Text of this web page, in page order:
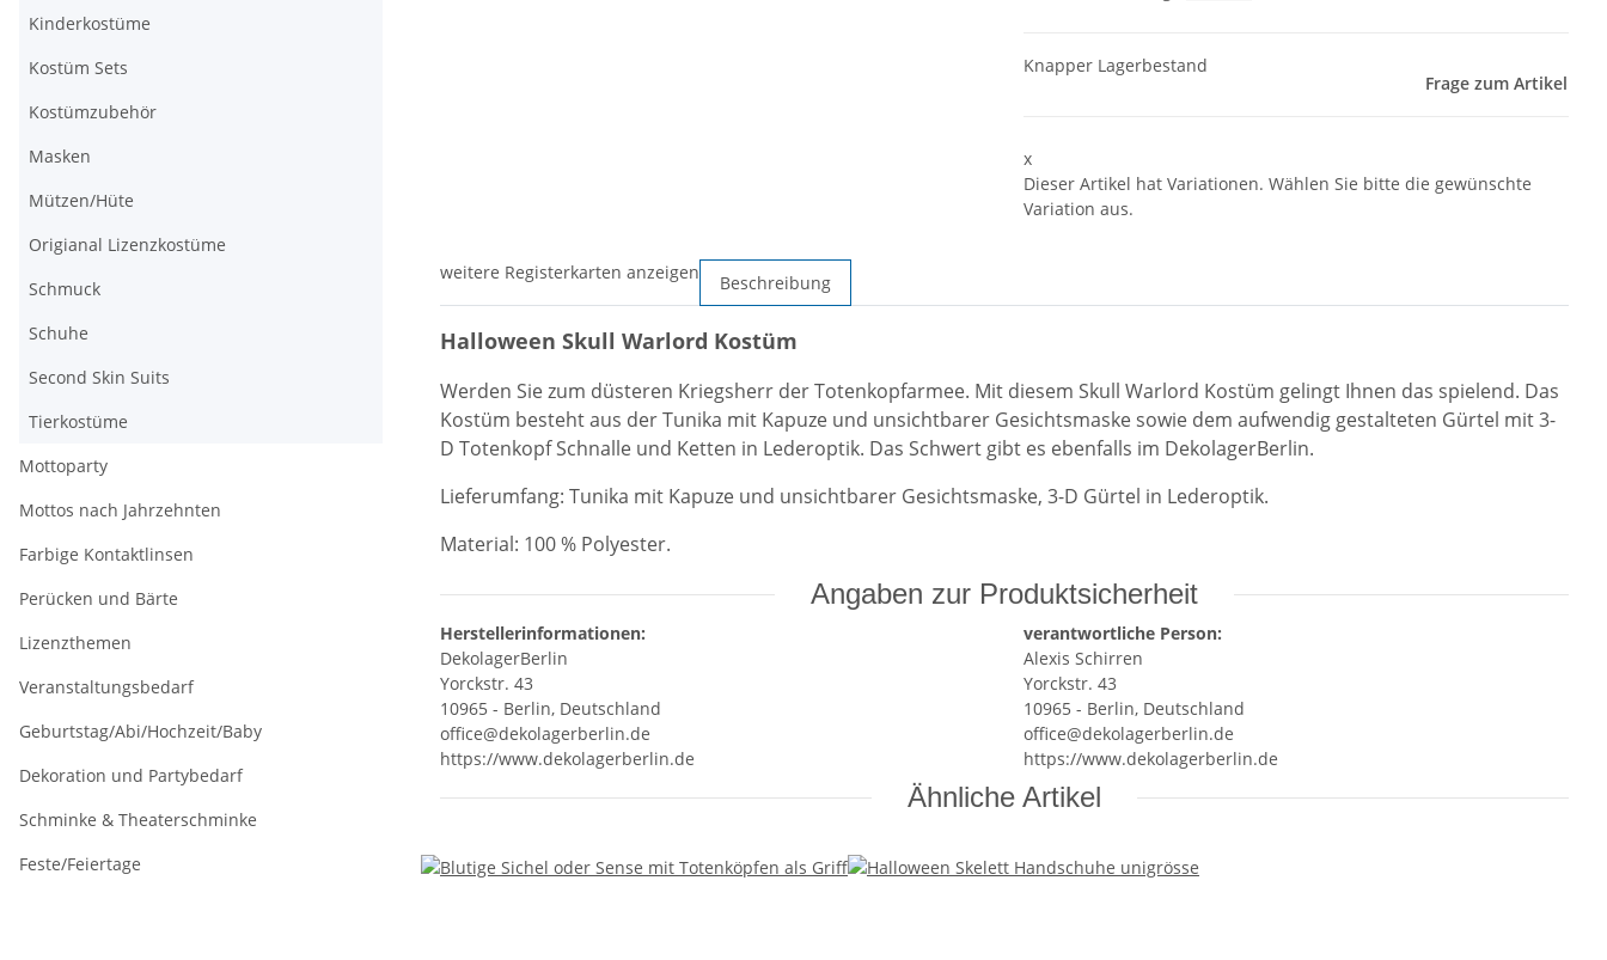
Knapper Lagerbestand
Frage zum Artikel
x
Dieser Artikel hat Variationen. Wählen Sie bitte die gewünschte
Variation aus.
weitere Registerkarten anzeigen Beschreibung
Halloween Skull Warlord Kostüm
Werden Sie zum düsteren Kriegsherr der Totenkopfarmee. Mit diesem Skull Warlord Kostüm gelingt Ihnen das spielend. Das
Kostüm besteht aus der Tunika mit Kapuze und unsichtbarer Gesichtsmaske sowie dem aufwendig gestalteten Gürtel mit 3-
D Totenkopf Schnalle und Ketten in Lederoptik. Das Schwert gibt es ebenfalls im DekolagerBerlin.
Lieferumfang: Tunika mit Kapuze und unsichtbarer Gesichtsmaske, 3-D Gürtel in Lederoptik.
Material: 100 % Polyester.
Angaben zur Produktsicherheit
Herstellerinformationen:
DekolagerBerlin
Yorckstr. 43
10965 - Berlin, Deutschland
office@dekolagerberlin.de
https://www.dekolagerberlin.de
verantwortliche Person:
Alexis Schirren
Yorckstr. 43
10965 - Berlin, Deutschland
office@dekolagerberlin.de
https://www.dekolagerberlin.de
Ähnliche Artikel
Kinderkostüme
Kostüm Sets
Kostümzubehör
Masken
Mützen/Hüte
Origianal Lizenzkostüme
Schmuck
Schuhe
Second Skin Suits
Tierkostüme
Mottoparty
Mottos nach Jahrzehnten
Farbige Kontaktlinsen
Perücken und Bärte
Lizenzthemen
Veranstaltungsbedarf
Geburtstag/Abi/Hochzeit/Baby
Dekoration und Partybedarf
Schminke & Theaterschminke
Feste/Feiertage